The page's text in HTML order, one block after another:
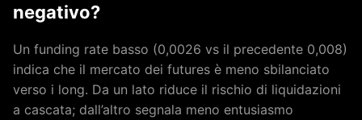
negativo?
Un funding rate basso (0,0026 vs il precedente 0,008)
indica che il mercato dei futures è meno sbilanciato
verso i long. Da un lato riduce il rischio di liquidazioni
a cascata; dall’altro segnala meno entusiasmo